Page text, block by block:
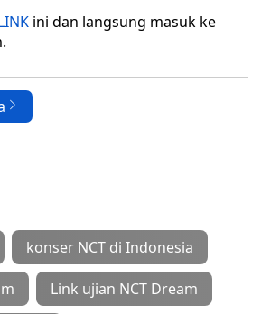
ini dan langsung masuk ke
konser NCT di Indonesia
Link ujian NCT Dream